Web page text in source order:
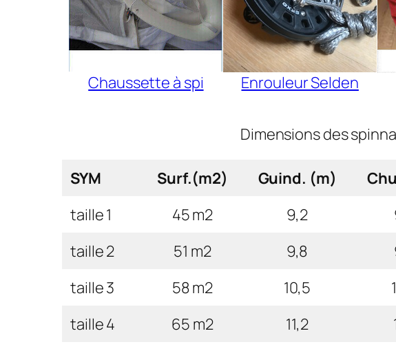
Chaussette à spi Enrouleur Selden
Dimensions des
SYM Surf.(m2) Guind. (m)
taille 1
45 m2 9,2
taille 2
51 m2 9,8
taille 3
58 m2 10,5
taille 4
65 m2 11,2